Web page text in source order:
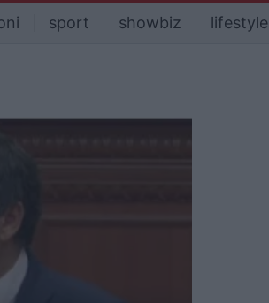
sport showbiz lifestyle